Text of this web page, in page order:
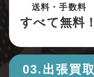
送料・手数料
すべて無料！
03.出張買取